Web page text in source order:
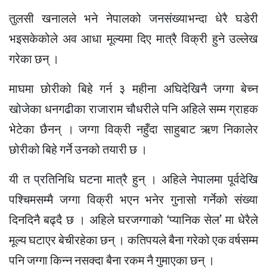
तुलसी खनालले भने नेपालको जनसंख्याभन्दा धेरै घडेरी
भइसकेकोले अव आधा मूल्यमा दिए मात्रै विक्री हुने उल्लेख
गरेका छन् ।
माघमा छोरीको बिहे गर्न ३ महीना अघिदेखिनै जग्गा बेच्न
खोजेका धनगढीका राजाराम चौधरीले पनि अहिले सम्म ग्राहक
भेटेका छैनन् । जग्गा विक्री नहुँदा साहुबाट ऋण निकालेर
छोरीको बिहे गर्ने उनको तयारी छ ।
यी त प्रतिनिधि घटना मात्रै हुन् । अहिले नेपालमा पूर्वदेखि
पश्चिमसम्मै जग्गा विक्री भएन भनेर गुनासो गर्नेको संख्या
दिनदिनै बढ्दै छ । अहिले घरजग्गाको ‘प्यानिक सेल’ मा धेरैले
मूल्य घटाएर बेचीरहेका छन् । कतिपयले बैना गरेको एक वर्षसम्म
पनि जग्गा किन्न नसक्दा बैना रकम नै गुमाएका छन् ।